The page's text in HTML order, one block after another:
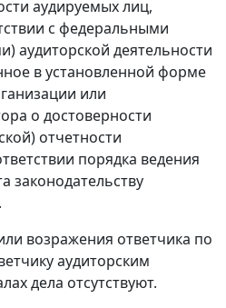
аудируемых лиц,
с федеральными
аудиторской деятельности
в установленной форме
или
о достоверности
отчетности
порядка ведения
законодательству
возражения ответчика по
аудиторским
дела отсутствуют.